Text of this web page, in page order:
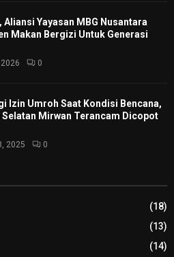
Aliansi Yayasan MBG Nusantara
Makan Bergizi Untuk Generasi
0
Izin Umroh Saat Kondisi Bencana,
Selatan Mirwan Terancam Dicopot
2025 0
(18)
(13)
(14)